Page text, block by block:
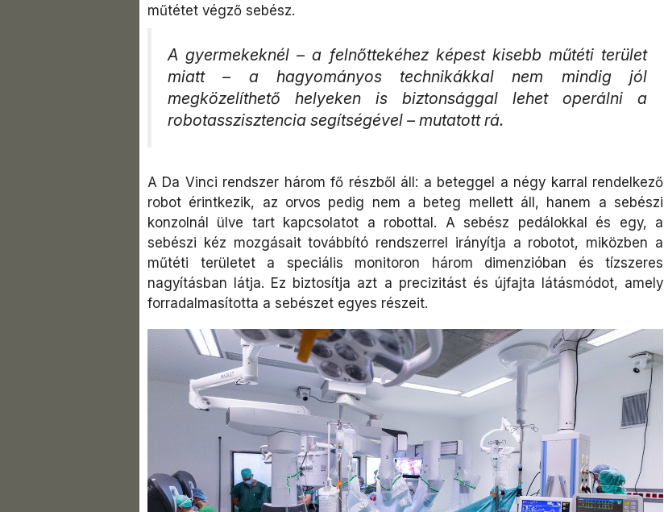
műtétet végző sebész.
A gyermekeknél – a felnőttekéhez képest kisebb műtéti terület
miatt – a hagyományos technikákkal nem mindig jól
megközelíthető helyeken is biztonsággal lehet operálni a
robotasszisztencia segítségével – mutatott rá.
A Da Vinci rendszer három fő részből áll: a beteggel a négy karral rendelkező
robot érintkezik, az orvos pedig nem a beteg mellett áll, hanem a sebészi
konzolnál ülve tart kapcsolatot a robottal. A sebész pedálokkal és egy, a
sebészi kéz mozgásait továbbító rendszerrel irányítja a robotot, miközben a
műtéti területet a speciális monitoron három dimenzióban és tízszeres
nagyításban látja. Ez biztosítja azt a precizitást és újfajta látásmódot, amely
forradalmasította a sebészet egyes részeit.